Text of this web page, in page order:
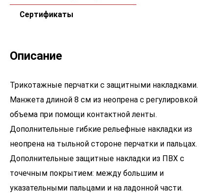
Сертификаты
Описание
Трикотажные перчатки с защитными накладками.
Манжета длиной 8 см из неопрена с регулировкой
объема при помощи контактной ленты.
Дополнительные гибкие рельефные накладки из
неопрена на тыльной стороне перчатки и пальцах.
Дополнительные защитные накладки из ПВХ с
точечным покрытием: между большим и
указательными пальцами и на ладонной части.